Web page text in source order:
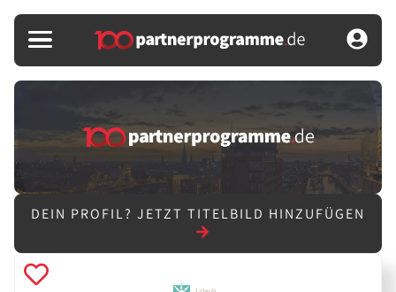
DEIN PROFIL? JETZT TITELBILD HINZUFÜGEN